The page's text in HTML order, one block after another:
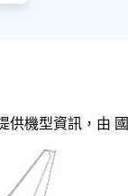
機型資訊，由